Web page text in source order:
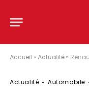
Accueil » Actualité » Renault
Actualité Automobile